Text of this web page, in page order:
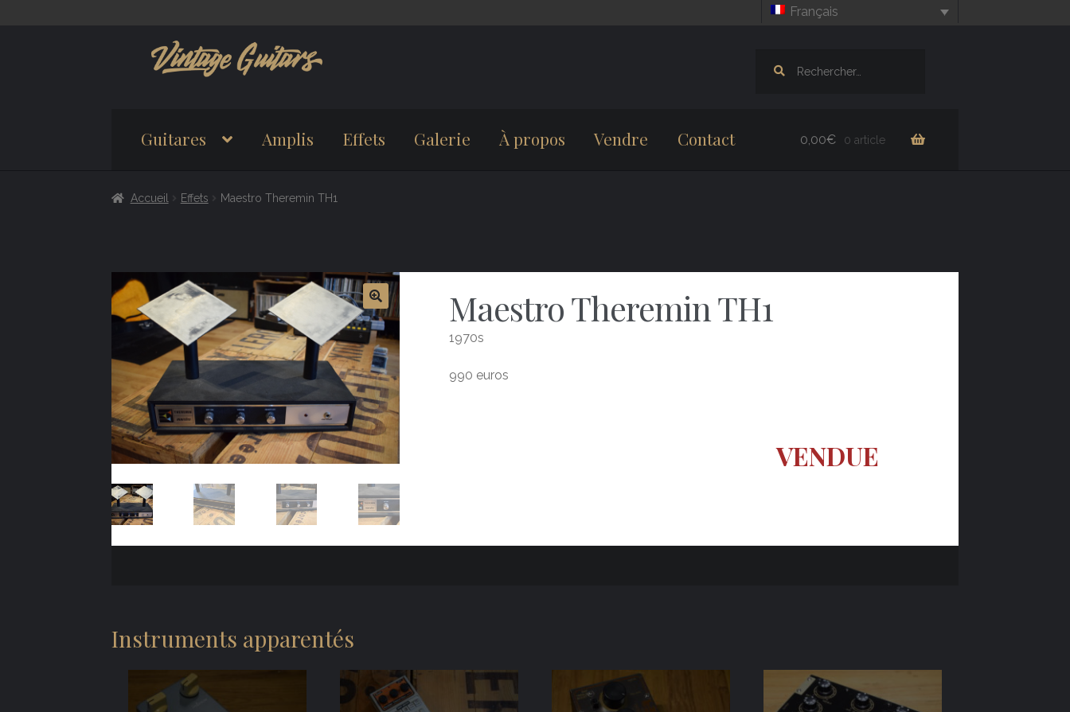
Français
la
au
contenu
Guitares Amplis Effets Galerie À propos Vendre Contact 0,00€ 0 article
Accueil Effets Maestro Theremin TH1
Maestro Theremin TH1
1970s
990 euros
VENDUE
Instruments apparentés